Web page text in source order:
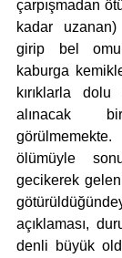
çarpışmadan
kadar uzanan)
girip bel
kaburga
kırıklarla
alınacak
ölümüyle
gecikerek
açıklaması,
denli büyük